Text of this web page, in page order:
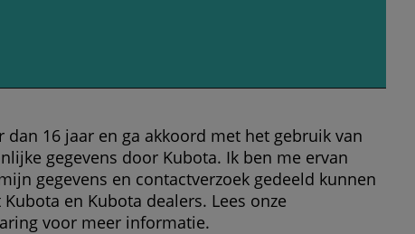
dan 16 jaar en ga akkoord met het gebruik van
gegevens door Kubota. Ik ben me ervan
gegevens en contactverzoek gedeeld kunnen
en Kubota dealers. Lees onze
voor meer informatie.